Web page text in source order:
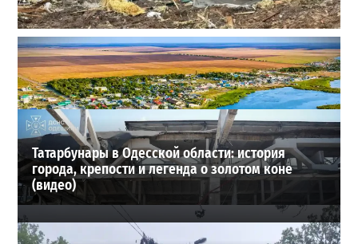
Ракетный удар по полигону на Киевщине: погибли 10
человек, сотня раненых
2
24-07-2026 в 15:22
ВИБОР РЕДАКЦИИ
Татарбунары в Одесской области: история
города, крепости и легенда о золотом коне
(видео)